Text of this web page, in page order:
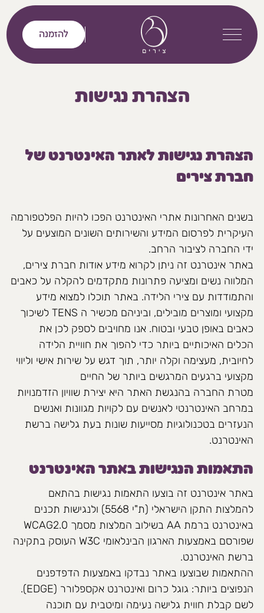
לדלג לתוכן
להזמנה
הצהרת נגישות
הצהרת נגישות לאתר האינטרנט של
חברת צירים
בשנים האחרונות אתרי האינטרנט הפכו להיות הפלטפורמה
העיקרית לפרסום המידע והשירותים השונים המוצעים על
ידי החברה לציבור הרחב.
באתר אינטרנט זה ניתן לקרוא מידע אודות חברת צירים,
המלווה נשים ומציעה פתרונות מתקדמים להקלה על כאבים
והתמודדות עם צירי הלידה. באתר תוכלו למצוא מידע
מקצועי ומוצרים מובילים, וביניהם מכשיר ה TENS לשיכוך
כאבים באופן טבעי ובטוח. אנו מחויבים לספק לכן את
הכלים האיכותיים ביותר כדי להפוך את חוויית הלידה
לחיובית, מעצימה וקלה יותר, תוך דגש על שירות אישי וליווי
מקצועי ברגעים המרגשים ביותר של החיים
מטרת החברה בהנגשת האתר היא יצירת שוויון הזדמנויות
במרחב האינטרנטי לאנשים עם לקויות מגוונות ואנשים
הנעזרים בטכנולוגיות מסייעות שונות בעת גלישה ברשת
האינטרנט.
התאמות הנגישות באתר האינטרנט
באתר אינטרנט זה בוצעו התאמות נגישות בהתאם
להמלצות התקן הישראלי (ת"י 5568) ולנגישות תכנים
באינטרנט ברמת AA בשילוב המלצות מסמך WCAG2.0
שפורסם באמצעות הארגון הבינלאומי W3C העוסק בתקינה
ברשת האינטרנט.
ההתאמות שבוצעו באתר נבדקו באמצעות הדפדפנים
הנפוצים ביותר: גוגל כרום ואינטרנט אקספלורר (EDGE).
לשם קבלת חווית גלישה נעימה ומיטבית עם תוכנה